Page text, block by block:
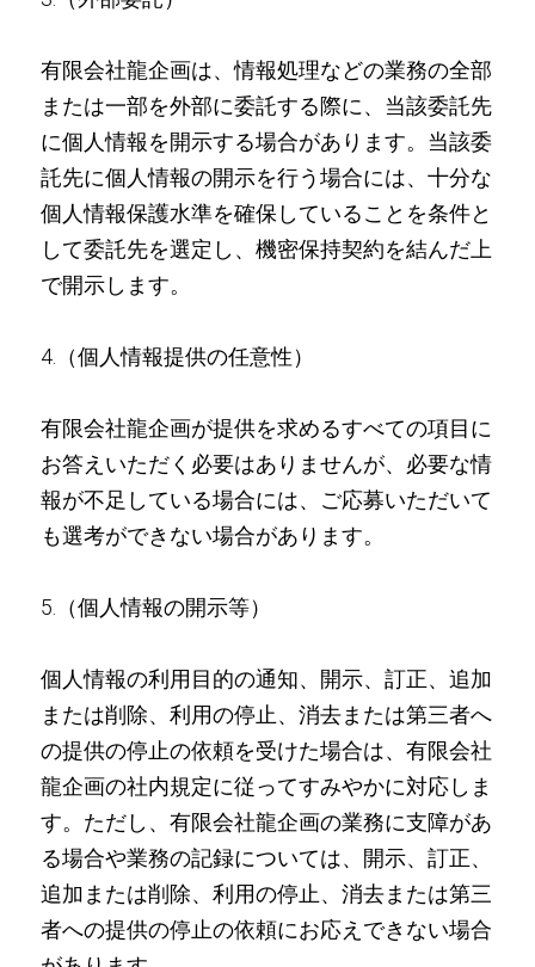
有限会社龍企画は、情報処理などの業務の全部
または一部を外部に委託する際に、当該委託先
に個人情報を開示する場合があります。当該委
託先に個人情報の開示を行う場合には、十分な
個人情報保護水準を確保していることを条件と
して委託先を選定し、機密保持契約を結んだ上
で開示します。
4.（個人情報提供の任意性）
有限会社龍企画が提供を求めるすべての項目に
お答えいただく必要はありませんが、必要な情
報が不足している場合には、ご応募いただいて
も選考ができない場合があります。
5.（個人情報の開示等）
個人情報の利用目的の通知、開示、訂正、追加
または削除、利用の停止、消去または第三者へ
の提供の停止の依頼を受けた場合は、有限会社
龍企画の社内規定に従ってすみやかに対応しま
す。ただし、有限会社龍企画の業務に支障があ
る場合や業務の記録については、開示、訂正、
追加または削除、利用の停止、消去または第三
者への提供の停止の依頼にお応えできない場合